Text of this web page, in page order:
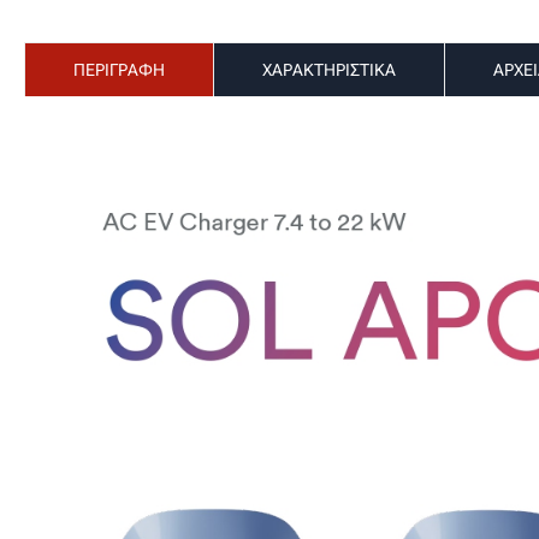
ΠΕΡΙΓΡΑΦΗ ΧΑΡΑΚΤΗΡΙΣΤΙΚΑ